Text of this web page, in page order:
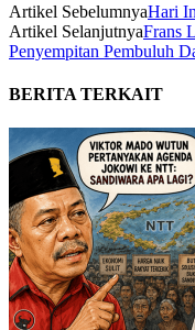
Artikel SebelumnyaHari
Artikel SelanjutnyaFrans
Penyempitan Pembuluh
BERITA TERKAIT